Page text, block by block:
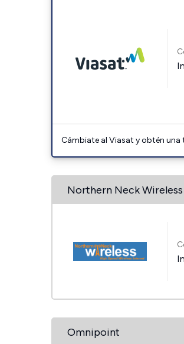
Cámbiate al Viasat y obtén
Northern Neck
Omnipoint